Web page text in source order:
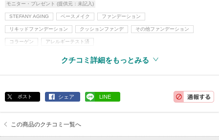
モニター・プレゼント (提供元：未記入)
STEFANY AGING ベースメイク ファンデーション
リキッドファンデーション クッションファンデ その他ファンデーション
コラーゲン アレルギーテスト済
クチコミ詳細をもっとみる
ポスト シェア LINE
この商品のクチコミ一覧へ